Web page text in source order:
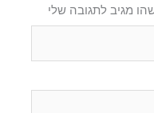
מגיב לתגובה שלי